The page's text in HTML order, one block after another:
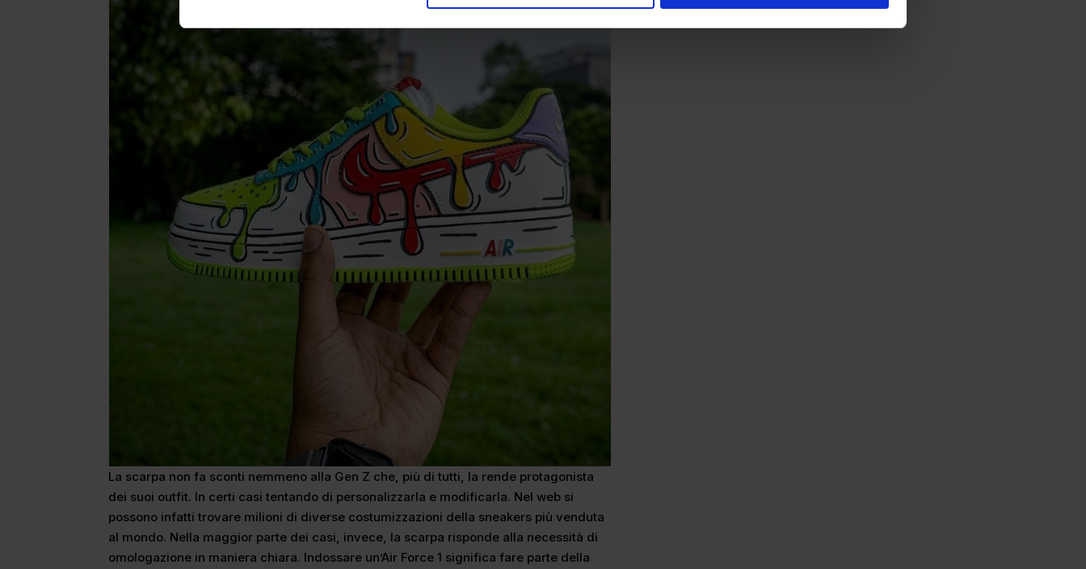
La scarpa non fa sconti nemmeno alla Gen Z che, più di tutti, la rende protagonista
dei suoi outfit. In certi casi tentando di personalizzarla e modificarla. Nel web si
possono infatti trovare milioni di diverse costumizzazioni della sneakers più venduta
al mondo. Nella maggior parte dei casi, invece, la scarpa risponde alla necessità di
omologazione in maniera chiara. Indossare un’Air Force 1 significa fare parte della